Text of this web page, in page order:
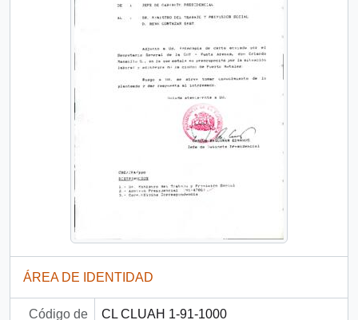
ÁREA DE IDENTIDAD
Código de
CL CLUAH 1-91-1000